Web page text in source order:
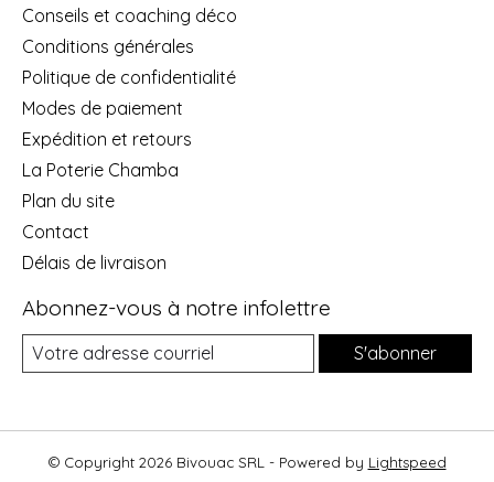
Conseils et coaching déco
Conditions générales
Politique de confidentialité
Modes de paiement
Expédition et retours
La Poterie Chamba
Plan du site
Contact
Délais de livraison
Abonnez-vous à notre infolettre
S'abonner
© Copyright 2026 Bivouac SRL - Powered by Lightspeed